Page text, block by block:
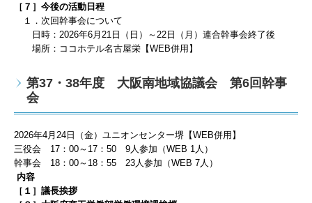
［７］今後の活動日程
１． 次回幹事会について
日時： 2026年6 月21 日（日） ～22日（月） 連合幹事会終了後
場所：ココホテル名古屋栄【WEB併用】
第37・38年度 大阪南地域協議会 第6回幹事
会
2026年4 月24日（金）ユニオンセンター堺【WEB併用】
三役会 17 ：00～ 17 ：50 9 人 参加（WEB 1 人）
幹事会 18 ：00～ 18 ：55 23 人 参加（WEB 7 人）
内容
［１］議長挨拶